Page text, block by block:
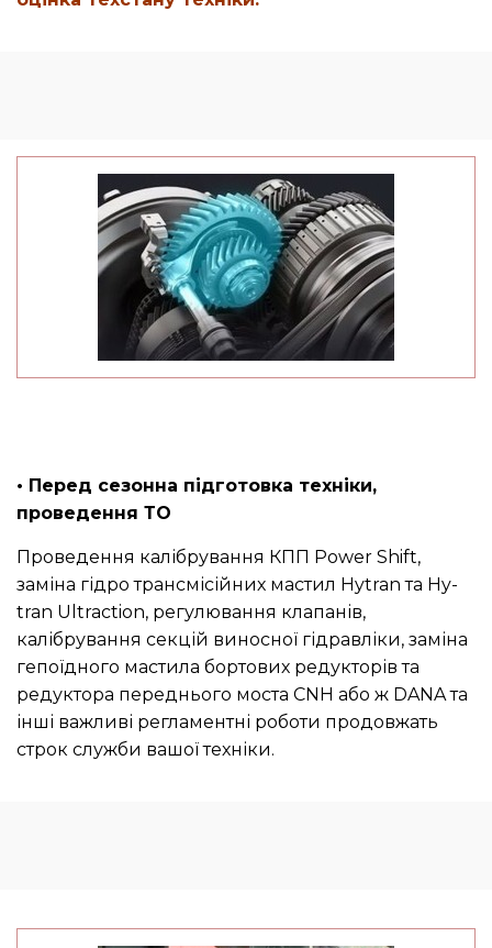
• Перед сезонна підготовка техніки,
проведення ТО
Проведення калібрування КПП Power Shift,
заміна гідро трансмісійних мастил Hytran та Hy-
tran Ultraction, регулювання клапанів,
калібрування секцій виносної гідравліки, заміна
гепоїдного мастила бортових редукторів та
редуктора переднього моста CNH або ж DANA та
інші важливі регламентні роботи продовжать
строк служби вашої техніки.